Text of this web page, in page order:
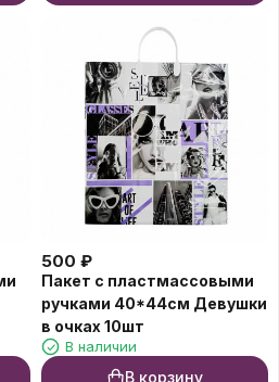
500 ₽
Пакет с пластмассовыми
ручками 40*44см Девушки
в очках 10шт
В наличии
В корзину